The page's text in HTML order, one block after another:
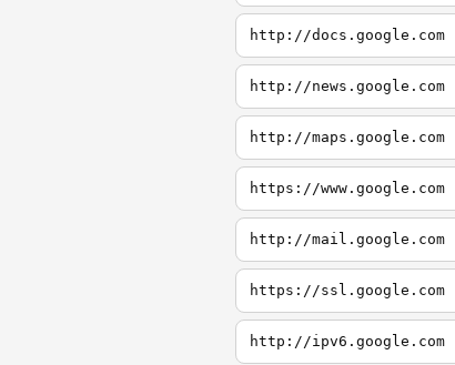
http://docs.google.com
http://news.google.com
http://maps.google.com
https://www.google.com
http://mail.google.com
https://ssl.google.com
http://ipv6.google.com